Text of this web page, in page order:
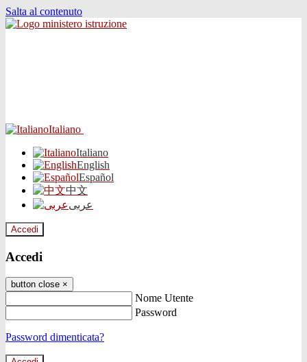
Salta al contenuto
Italiano
Italiano
English
Español
中文
عربى
Accedi
Accedi
button close ×
Nome Utente
Password
Password dimenticata?